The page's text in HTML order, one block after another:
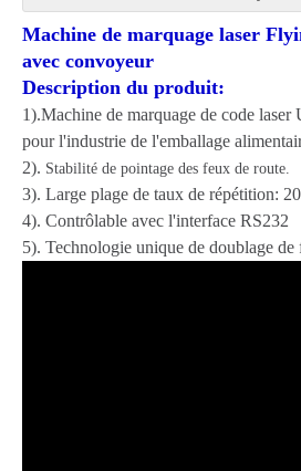
Machine de marquage laser
avec convoyeur
Description du produit:
1).Machine de marquage de code
pour l'industrie de l'emballage
2). Stabilité de pointage des feux de route.
3). Large plage de taux de répétition:
4). Contrôlable avec l'interface RS232
5). Technologie unique de doublage de